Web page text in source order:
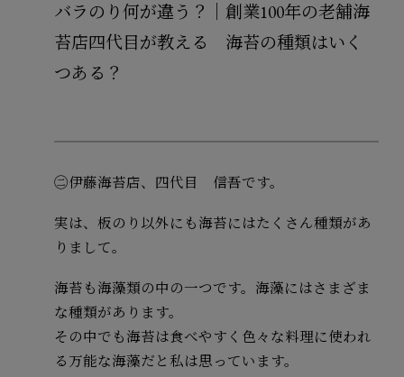
バラのり何が違う？｜創業100年の老舗海
苔店四代目が教える 海苔の種類はいく
つある？
㊁伊藤海苔店、四代目 信吾です。
実は、板のり以外にも海苔にはたくさん種類があ
りまして。
海苔も海藻類の中の一つです。海藻にはさまざま
な種類があります。
その中でも海苔は食べやすく色々な料理に使われ
る万能な海藻だと私は思っています。